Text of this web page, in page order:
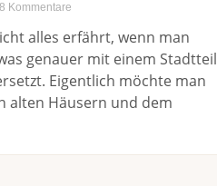
8 Kommentare
alles erfährt, wenn man
genauer mit einem Stadtteil
Eigentlich möchte man
alten Häusern und dem